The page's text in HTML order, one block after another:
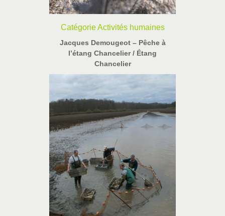
Catégorie Activités humaines
Jacques Demougeot – Pêche à
l’étang Chancelier / Étang
Chancelier